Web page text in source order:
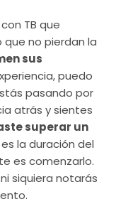
TB que
no pierdan la
sus
puedo
pasando por
atrás y sientes
superar un
la duración del
es comenzarlo.
siquiera notarás